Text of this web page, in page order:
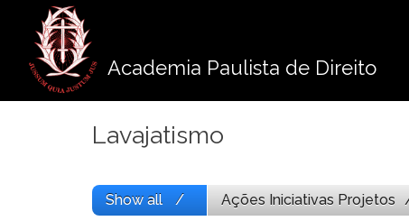
conteúdo
Academia Paulista de Direito
Lavajatismo
Show all Ações Iniciativas Projetos